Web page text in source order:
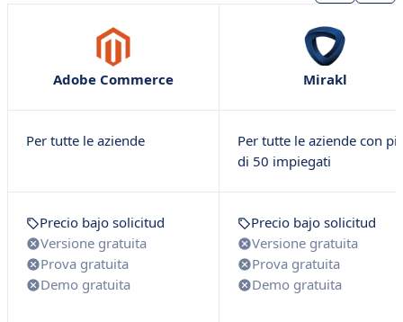
Adobe Commerce Mirakl
Per tutte le aziende
Per tutte le aziende con
di 50 impiegati
Precio bajo solicitud
Versione gratuita
Prova gratuita
Demo gratuita
Precio bajo solicitud
Versione gratuita
Prova gratuita
Demo gratuita